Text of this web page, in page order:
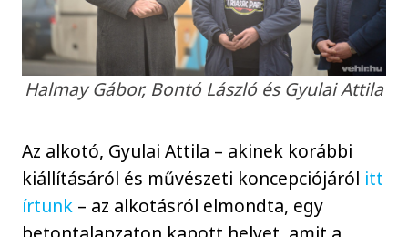
Halmay Gábor, Bontó László és Gyulai Attila
Az alkotó, Gyulai Attila – akinek korábbi
kiállításáról és művészeti koncepciójáról itt
írtunk – az alkotásról elmondta, egy